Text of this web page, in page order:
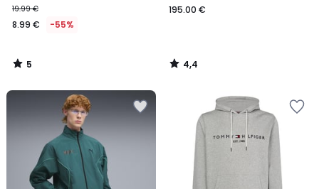
19.99 €
8.99 € -55%
5
/
195.00 €
4,4
/